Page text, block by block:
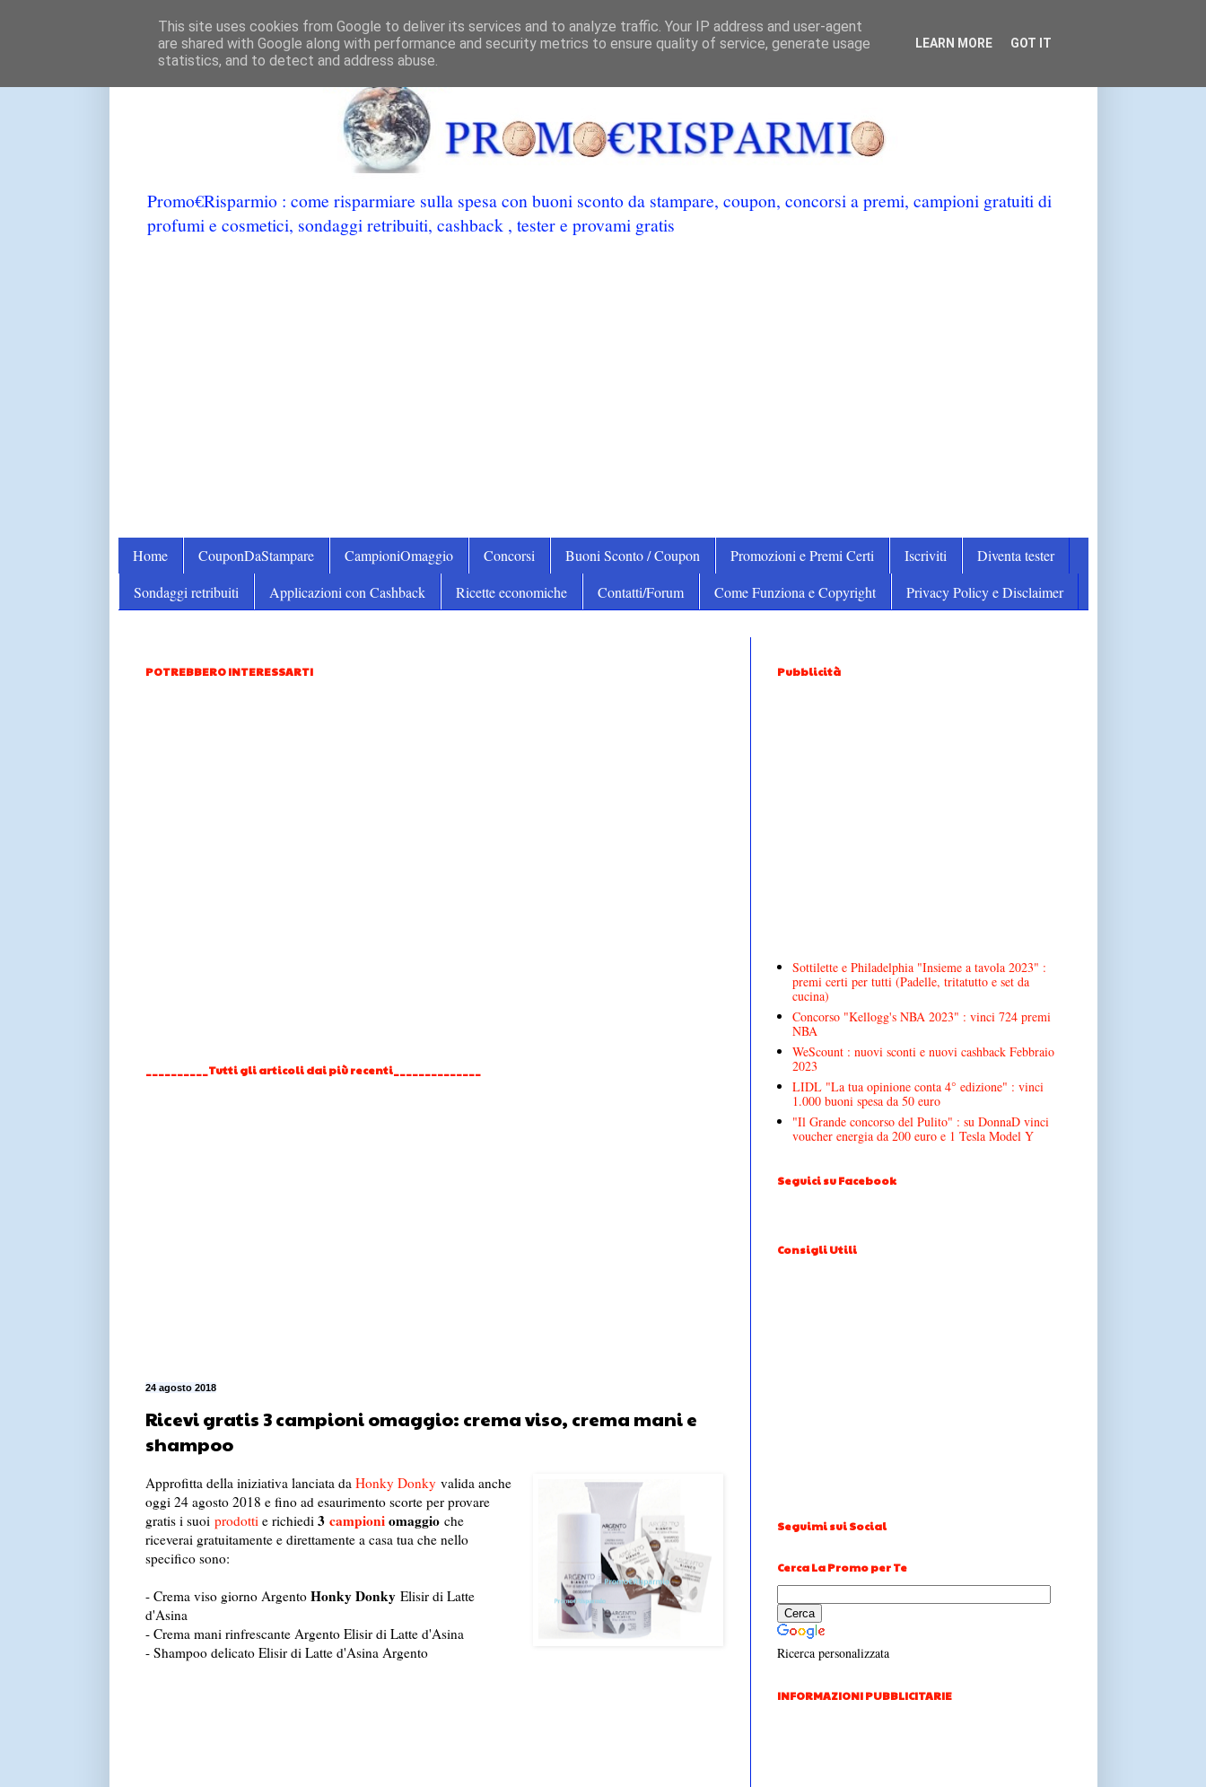
Promo€Risparmio : come risparmiare sulla spesa con buoni sconto da stampare, coupon, concorsi a premi, campioni gratuiti di
profumi e cosmetici, sondaggi retribuiti, cashback , tester e provami gratis
Home CouponDaStampare CampioniOmaggio Concorsi Buoni Sconto / Coupon Promozioni e Premi Certi Iscriviti
Diventa tester
Sondaggi retribuiti
Applicazioni con Cashback Ricette economiche Contatti/Forum Come Funziona e Copyright Privacy Policy e Disclaimer
POTREBBERO INTERESSARTI
__________Tutti gli articoli dai più recenti______________
24 agosto 2018
Ricevi gratis 3 campioni omaggio: crema viso, crema mani e
shampoo
Approfitta della iniziativa lanciata da Honky Donkyvalida anche
oggi 24 agosto 2018 e fino ad esaurimento scorte per provare
gratis i suoi prodottie richiedi 3 campioniomaggioche
riceverai gratuitamente e direttamente a casa tua che nello
specifico sono:
- Crema viso giorno Argento Honky DonkyElisir di Latte
d'Asina
- Crema mani rinfrescante Argento Elisir di Latte d'Asina
- Shampoo delicato Elisir di Latte d'Asina Argento
Pubblicità
Sottilette e Philadelphia "Insieme a tavola 2023" :
premi certi per tutti (Padelle, tritatutto e set da
cucina)
Concorso "Kellogg's NBA 2023" : vinci 724 premi
NBA
WeScount : nuovi sconti e nuovi cashback Febbraio
2023
LIDL "La tua opinione conta 4° edizione" : vinci
1.000 buoni spesa da 50 euro
"Il Grande concorso del Pulito" : su DonnaD vinci
voucher energia da 200 euro e 1 Tesla Model Y
Seguici su Facebook
Consigli Utili
Seguimi sui Social
Cerca La Promo per Te
Ricerca personalizzata
INFORMAZIONI PUBBLICITARIE
This site uses cookies from Google to deliver its services and to analyze traffic. Your IP address and user-agent
are shared with Google along with performance and security metrics to ensure quality of service, generate usage
statistics, and to detect and address abuse.
LEARN MORE GOT IT